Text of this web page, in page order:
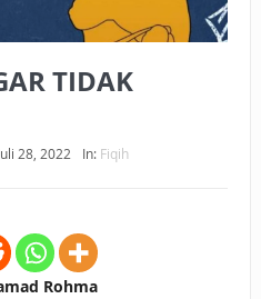
CARA MENGANGSUR
TIDAK
28, 2022 In: Fiqih
Rohma